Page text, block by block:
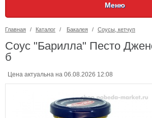
Меню
Главная / Каталог / Бакалея / Соусы, кетчуп
Соус "Барилла" Песто
б
Цена актуальна на 06.08.2026 12:08